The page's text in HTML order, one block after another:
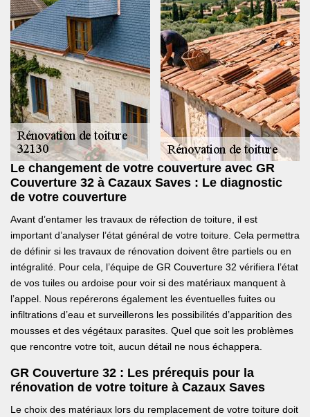
Le changement de votre couverture avec GR
Couverture 32 à Cazaux Saves : Le diagnostic
de votre couverture
Avant d’entamer les travaux de réfection de toiture, il est
important d’analyser l’état général de votre toiture. Cela permettra
de définir si les travaux de rénovation doivent être partiels ou en
intégralité. Pour cela, l’équipe de GR Couverture 32 vérifiera l’état
de vos tuiles ou ardoise pour voir si des matériaux manquent à
l’appel. Nous repérerons également les éventuelles fuites ou
infiltrations d’eau et surveillerons les possibilités d’apparition des
mousses et des végétaux parasites. Quel que soit les problèmes
que rencontre votre toit, aucun détail ne nous échappera.
GR Couverture 32 : Les prérequis pour la
rénovation de votre toiture à Cazaux Saves
Le choix des matériaux lors du remplacement de votre toiture doit